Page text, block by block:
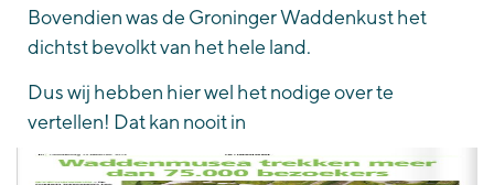
Bovendien was de Groninger Waddenkust het
dichtst bevolkt van het hele land.
Dus wij hebben hier wel het nodige over te
vertellen! Dat kan nooit in